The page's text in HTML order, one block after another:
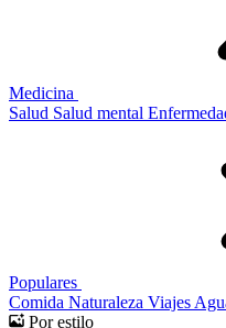
Medicina
Salud Salud mental
Populares
Comida Naturaleza Viajes
Por estilo